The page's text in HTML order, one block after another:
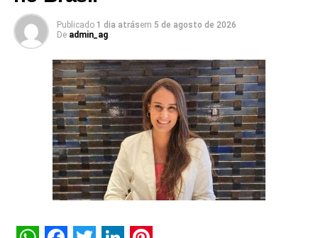
muito bem navegar pelas diversas disciplinas e
plataformas que oferecemos para nossos clientes.
Acreditamos que essa liderança compartilhada trará uma
resultados ainda mais efetivos para nossos projetos e
clientes”, destaca Tatiana Pacheco,COOda Cheil Brasil.
A movimentação busca fortalecer a entrega criativa
integrada às demais áreas de especialidade da agência.
Além dos serviços tradicionais de planejamento, criação
e mídia, a Cheil opera com núcleos dedicados deCRM
, eventos,live commerce, produção de conteúdo,
inteligência artificial.
Publicado 1 dia atrásem 5 de agosto de 2026
De admin_ag